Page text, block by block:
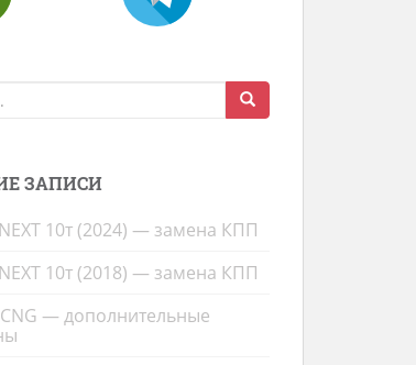
ЗАПИСИ
10т (2024) — замена КПП
10т (2018) — замена КПП
— дополнительные